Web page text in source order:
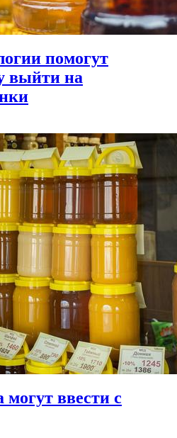
помогут
выйти на
ввести с